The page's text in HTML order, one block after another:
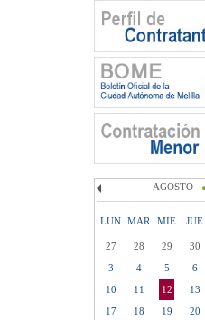
AGOSTO
LUN MAR MIE JUE
27 28 29 30
3
4 5 6
10
11 12 13
17
18 19 20